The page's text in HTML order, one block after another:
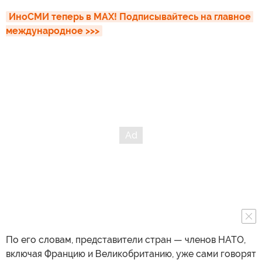
ИноСМИ теперь в MAX! Подписывайтесь на главное
международное >>>
По его словам, представители стран — членов НАТО,
включая Францию и Великобританию, уже сами говорят